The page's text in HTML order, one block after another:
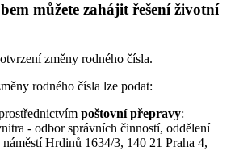
můžete zahájit řešení životní
změny rodného čísla.
rodného čísla lze podat:
poštovní přepravy:
- odbor správních činností, oddělení
Hrdinů 1634/3, 140 21 Praha 4,